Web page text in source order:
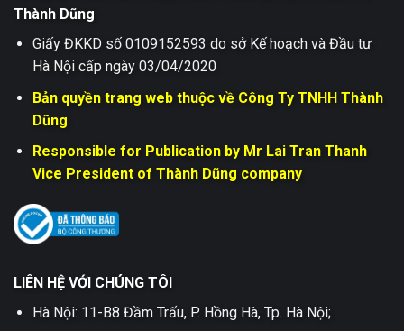
Thành Dũng
Giấy ĐKKD số 0109152593 do sở Kế hoạch và Đầu tư
Hà Nội cấp ngày 03/04/2020
Bản quyền trang web thuộc về Công Ty TNHH Thành
Dũng
Responsible for Publication by Mr Lai Tran Thanh
Vice President of Thành Dũng company
LIÊN HỆ VỚI CHÚNG TÔI
Hà Nội: 11-B8 Đầm Trấu, P. Hồng Hà, Tp. Hà Nội;